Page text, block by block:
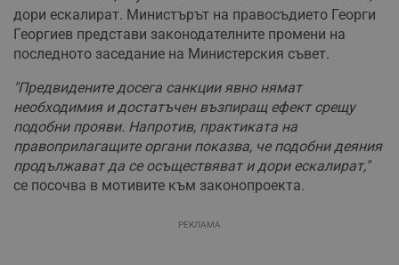
дори ескалират. Министърът на правосъдието Георги
Георгиев представи законодателните промени на
последното заседание на Министерския съвет.
"Предвидените досега санкции явно нямат
необходимия и достатъчен възпиращ ефект срещу
подобни прояви. Напротив, практиката на
правоприлагащите органи показва, че подобни деяния
продължават да се осъществяват и дори ескалират,"
се посочва в мотивите към законопроекта.
РЕКЛАМА